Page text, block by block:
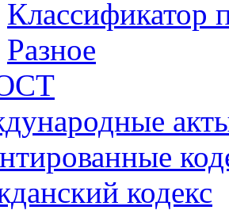
Классификатор
Разное
кодекс